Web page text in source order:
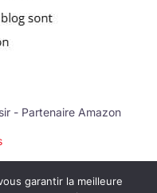
- Partenaire Amazon
garantir la meilleure